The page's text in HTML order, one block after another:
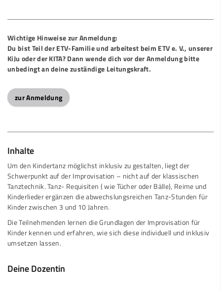
Wichtige Hinweise zur Anmeldung:
Du bist Teil der ETV-Familie und arbeitest beim ETV e. V., unserer
KiJu oder der KITA? Dann wende dich vor der Anmeldung bitte
unbedingt an deine zuständige Leitungskraft.
zur Anmeldung
Inhalte
Um den Kindertanz möglichst inklusiv zu gestalten, liegt der
Schwerpunkt auf der Improvisation – nicht auf der klassischen
Tanztechnik. Tanz- Requisiten ( wie Tücher oder Bälle), Reime und
Kinderlieder ergänzen die abwechslungsreichen Tanz-Stunden für
Kinder zwischen 3 und 10 Jahren.
Die Teilnehmenden lernen die Grundlagen der Improvisation für
Kinder kennen und erfahren, wie sich diese individuell und inklusiv
umsetzen lassen.
Deine Dozentin